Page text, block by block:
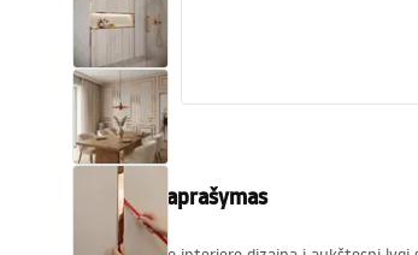
Vonios dušai
Virtuvė
Vonios aksesuarai ir baldai
Produkto aprašymas